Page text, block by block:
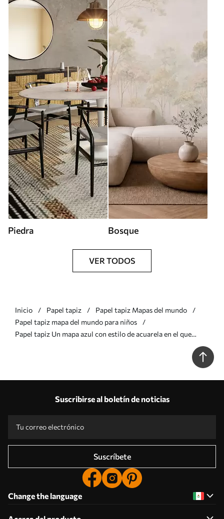
Piedra Bosque
VER TODOS
Inicio Papel tapiz
Papel tapiz Mapas del mundo
Papel tapiz mapa del mundo para niños
Papel tapiz Un mapa azul con estilo de acuarela en el que
Suscribirse al boletín de noticias
Suscríbete
Change the language